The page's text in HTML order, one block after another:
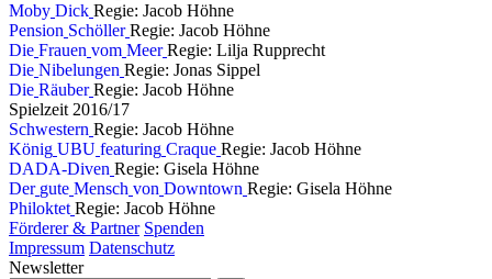
Moby Dick Regie: Jacob Höhne
Pension Schöller Regie: Jacob Höhne
Die Frauen vom Meer Regie: Lilja Rupprecht
Die Nibelungen Regie: Jonas Sippel
Die Räuber Regie: Jacob Höhne
Spielzeit 2016/1 7
Schwestern Regie: Jacob Höhne
König UBU featuring Craque Regie: Jacob Höhne
DADA-Diven Regie: Gisela Höhne
Der gute Mensch von Downtown Regie: Gisela Höhne
Philoktet Regie: Jacob Höhne
Förderer & Partner Spenden
Impressum Datenschutz
Newsletter